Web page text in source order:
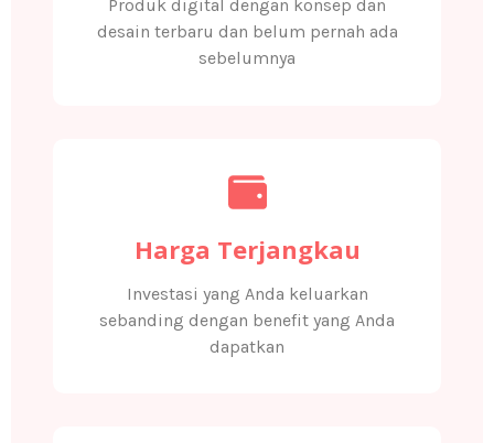
Produk digital dengan konsep dan
desain terbaru dan belum pernah ada
sebelumnya
Harga Terjangkau
Investasi yang Anda keluarkan
sebanding dengan benefit yang Anda
dapatkan